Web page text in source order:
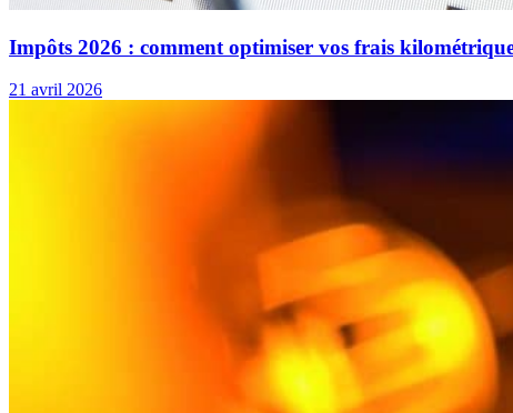
Impôts 2026 : comment optimiser vos frais
21 avril 2026